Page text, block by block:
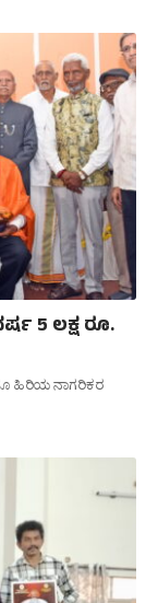
5 ಲಕ್ಷ ರೂ.
ಹಿರಿಯ ನಾಗರಿಕರ